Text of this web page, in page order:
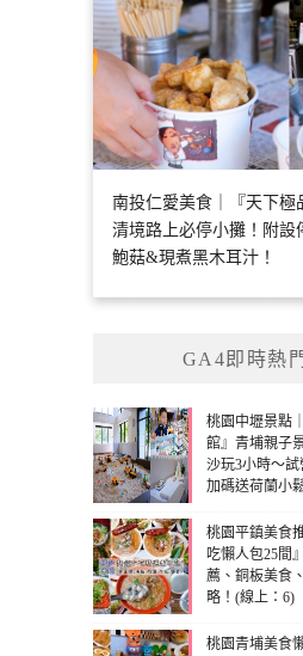
南投仁愛美食｜『天下極
清境路上必停小攤！附設
鮑菇&現煮黑木耳汁！
GA4即時熱
桃園中壢景點
館』青埔親子
沙玩3小時～
加碼送荷蘭小
桃園平鎮美食
吃懶人包25間
薦、銅板美食
略！(線上：6)
桃園青埔美食